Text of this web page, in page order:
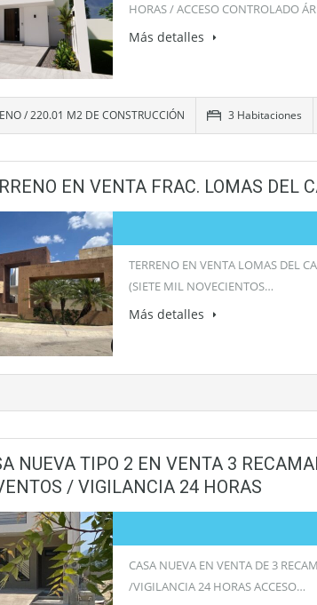
HORAS / ACCESO CONTROLADO
Más detalles
/ 220.01 M2 DE CONSTRUCCIÓN 3 Habitaciones
EN VENTA FRAC. LOMAS DEL
TERRENO EN VENTA LOMAS DEL
(SIETE MIL NOVECIENTOS…
Más detalles
NUEVA TIPO 2 EN VENTA 3
/ VIGILANCIA 24 HORAS
CASA NUEVA EN VENTA DE 3
/VIGILANCIA 24 HORAS ACCESO…